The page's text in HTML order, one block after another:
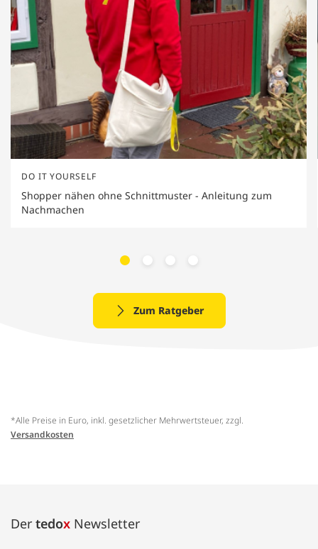
Shopper nähen ohne Schnittmuster - Anleitung zum
Nachmachen
DO IT YOURSELF
Zum Ratgeber
*Alle Preise in Euro, inkl. gesetzlicher Mehrwertsteuer, zzgl.
Versandkosten
Der tedox Newsletter